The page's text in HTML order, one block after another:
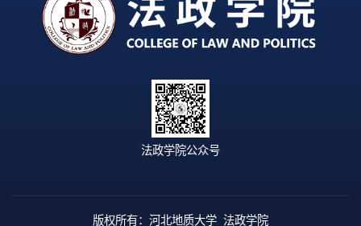
法政学院公众号
版权所有：河北地质大学 法政学院